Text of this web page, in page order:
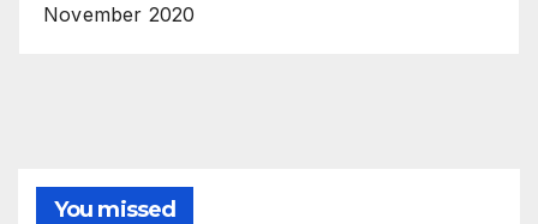
November 2020
You missed